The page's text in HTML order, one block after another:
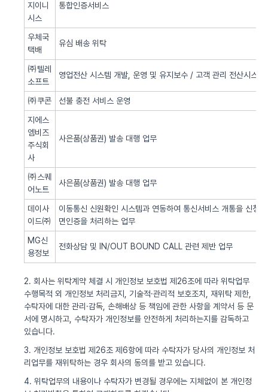
지이니
시스
통합인증서비스
우체국
택배
유심 배송 위탁
㈜텔레
소프트
영업전산 시스템 개발, 운영 및 유지보수 / 고객 관리 전산시스
㈜쿠콘
선불 충전 서비스 운영
지에스
엠비즈
주식회
사
사은품(상품권) 발송 대행 업무
㈜스퀘
어노트
사은품(상품권) 발송 대행 업무
데이사
이드㈜
이동통신 신원확인 시스템과 연동하여 통신서비스 개통을 신청
면인증을 처리하는 업무
MG신
용정보
전화상담 및 IN/OUT BOUND CALL 관련 제반 업무
2. 회사는 위탁계약 체결 시 개인정보 보호법 제26조에 따라 위탁업무
수행목적 외 개인정보 처리금지, 기술적·관리적 보호조치, 재위탁 제한,
수탁자에 대한 관리·감독, 손해배상 등 책임에 관한 사항을 계약서 등 문
서에 명시하고, 수탁자가 개인정보를 안전하게 처리하는지를 감독하고
있습니다.
3. 개인정보 보호법 제26조 제6항에 따라 수탁자가 당사의 개인정보 처
리업무를 재위탁하는 경우 회사의 동의를 받고 있습니다.
4. 위탁업무의 내용이나 수탁자가 변경될 경우에는 지체없이 본 개인정